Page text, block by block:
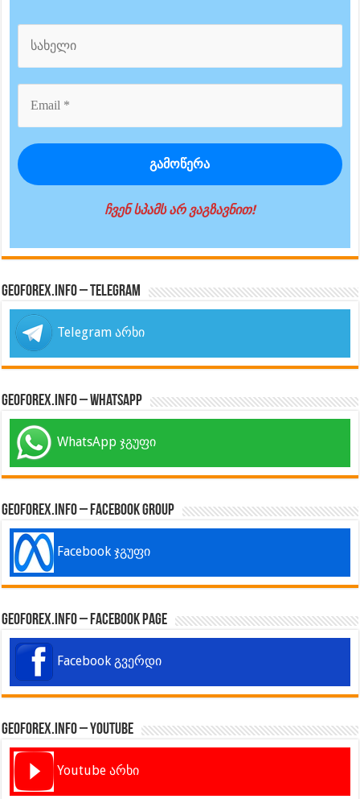
ჩვენ სპამს არ ვაგზავნით!
GeoForex.info – Telegram
Telegram არხი
GeoForex.info – WhatsApp
WhatsApp ჯგუფი
GeoForex.info – Facebook Group
Facebook ჯგუფი
GeoForex.info – Facebook Page
Facebook გვერდი
GeoForex.info – Youtube
Youtube არხი